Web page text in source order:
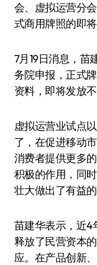
会、虚拟运营分
式商用牌照的即将
7月19日消息，苗
务院申报，正式
资料，即将发放
虚拟运营业试点
了，在促进移动
消费者提供更多
积极的作用，同
壮大做出了有益的
苗建华表示，近4
释放了民营资本
应。在产品创新